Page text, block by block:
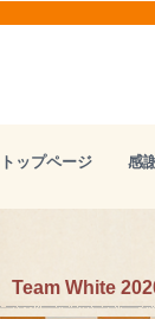
トップページ 感
Team White